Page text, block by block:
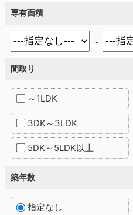
専有面積
～
間取り
～1LDK
3DK～3LDK
5DK～5LDK以上
築年数
指定なし